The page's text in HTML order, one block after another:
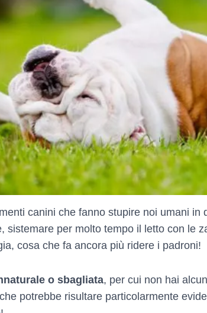
canini che fanno stupire noi umani
sistemare per molto tempo il letto con le
cosa che fa ancora più ridere i padroni!
o sbagliata, per cui non hai
potrebbe risultare particolarmente